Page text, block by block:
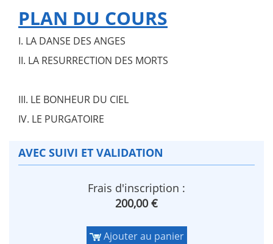
PLAN DU COURS
I. LA DANSE DES ANGES
II. LA RESURRECTION DES MORTS
III. LE BONHEUR DU CIEL
IV. LE PURGATOIRE
AVEC SUIVI ET VALIDATION
Frais d'inscription :
200,00 €
Ajouter au panier